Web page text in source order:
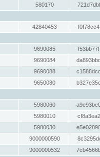
580170
42840453
9690085
9690084
9690088
9650080
5980060
5980010
5980030
9000000590
9000000532